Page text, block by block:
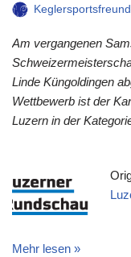
Keglersportsfreund
Am vergangenen
Linde Küngoldingen
Wettbewerb ist der
Luzern in der
Mehr lesen »